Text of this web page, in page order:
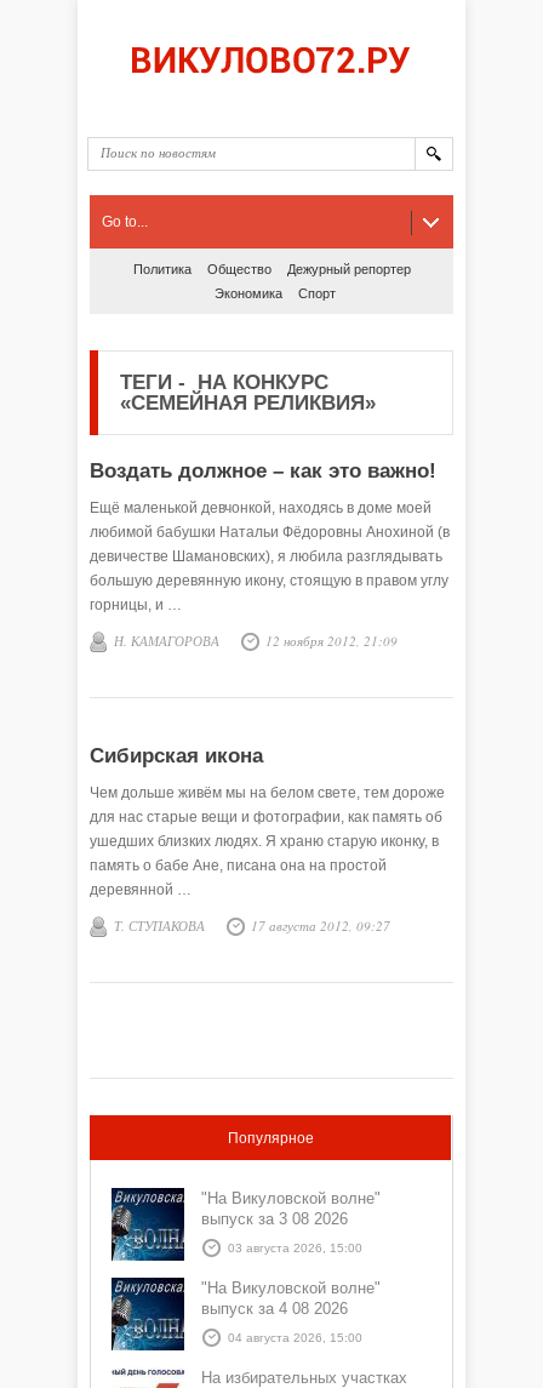
Go to...
Политика Общество
Дежурный репортер
Экономика
Спорт
ТЕГИ - НА КОНКУРС
«СЕМЕЙНАЯ РЕЛИКВИЯ»
Воздать должное – как это важно!
Ещё маленькой девчонкой, находясь в доме моей
любимой бабушки Натальи Фёдоровны Анохиной (в
девичестве Шамановских), я любила разглядывать
большую деревянную икону, стоящую в правом углу
горницы, и …
Н. КАМАГОРОВА 12 ноября 2012, 21:09
Сибирская икона
Чем дольше живём мы на белом свете, тем дороже
для нас старые вещи и фотографии, как память об
ушедших близких людях. Я храню старую иконку, в
память о бабе Ане, писана она на простой
деревянной …
Т. СТУПАКОВА 17 августа 2012, 09:27
Популярное
"На Викуловской волне"
выпуск за 3 08 2026
03 августа 2026, 15:00
"На Викуловской волне"
выпуск за 4 08 2026
04 августа 2026, 15:00
На избирательных участках